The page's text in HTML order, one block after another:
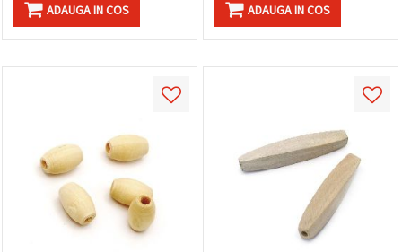
ADAUGA IN COS ADAUGA IN COS